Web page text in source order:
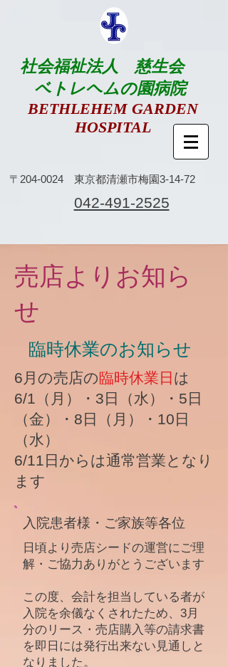
社会福祉法人 慈生会
ベトレヘムの園病院
BETHLEHEM GARDEN
HOSPITAL
​〒204-0024 東京都清瀬市梅園3-14-72
​042-491-2525
​売店よりお知ら
せ
臨時休業のお知らせ
6月の売店の臨時休業日 は
6/1（月）・3日（水）・5日
（金）・8日（月）・10日
（水）
​6/11日からは通常営業となり
ます
入院患者様・ご家族等各位
​日頃より売店シードの運営にご理
解・ご協力ありがとうございます
この度、会計を担当している者が
入院を余儀なくされたため、3月
分のリース・売店購入等の請求書
を即日には発行出来ない見通しと
なりました。